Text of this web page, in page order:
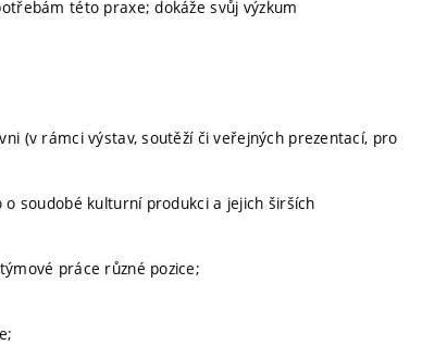
této praxe; dokáže svůj výzkum
(v rámci výstav, soutěží či veřejných prezentací, pro
soudobé kulturní produkci a jejich širších
práce různé pozice;